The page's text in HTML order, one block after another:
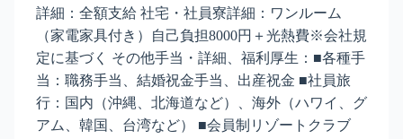
詳細：全額支給 社宅・社員寮詳細：ワンルーム
（家電家具付き）自己負担8000円＋光熱費※会社規
定に基づく その他手当・詳細、福利厚生：■各種手
当：職務手当、結婚祝金手当、出産祝金 ■社員旅
行：国内（沖縄、北海道など）、海外（ハワイ、グ
アム、韓国、台湾など） ■会員制リゾートクラブ